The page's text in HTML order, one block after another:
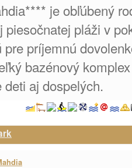
je obľúbený
piesočnatej pláži v
príjemnú
bazénový
aj dospelých.